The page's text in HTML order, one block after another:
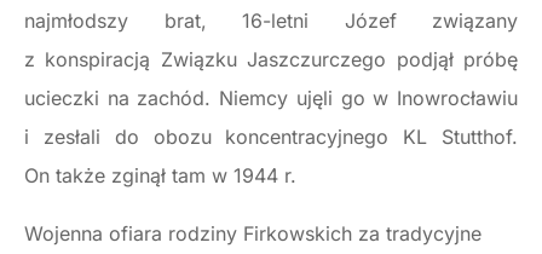
najmłodszy brat, 16-letni Józef związany
z konspiracją Związku Jaszczurczego podjął próbę
ucieczki na zachód. Niemcy ujęli go w Inowrocławiu
i zesłali do obozu koncentracyjnego KL Stutthof.
On także zginął tam w 1944 r.
Wojenna ofiara rodziny Firkowskich za tradycyjne